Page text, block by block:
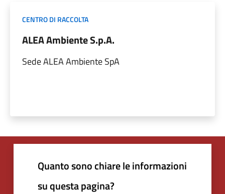
CENTRO DI RACCOLTA
ALEA Ambiente S.p.A.
Sede ALEA Ambiente SpA
Quanto sono chiare le informazioni
su questa pagina?